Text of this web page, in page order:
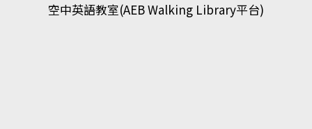
網管人(kono平台)